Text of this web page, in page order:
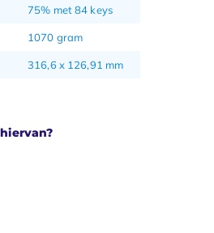
75% met 84 keys
1070 gram
316,6 x 126,91 mm